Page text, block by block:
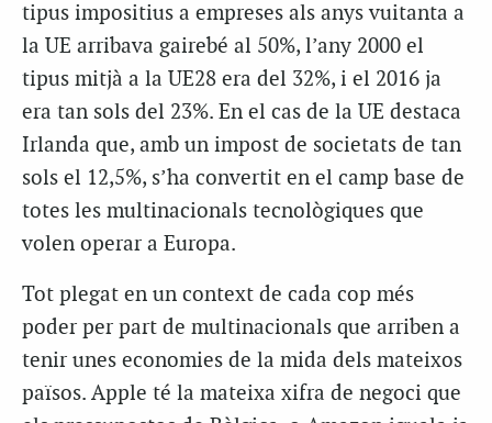
tipus impositius a empreses als anys vuitanta a
la UE arribava gairebé al 50%, l’any 2000 el
tipus mitjà a la UE28 era del 32%, i el 2016 ja
era tan sols del 23%. En el cas de la UE destaca
Irlanda que, amb un impost de societats de tan
sols el 12,5%, s’ha convertit en el camp base de
totes les multinacionals tecnològiques que
volen operar a Europa.
Tot plegat en un context de cada cop més
poder per part de multinacionals que arriben a
tenir unes economies de la mida dels mateixos
països. Apple té la mateixa xifra de negoci que